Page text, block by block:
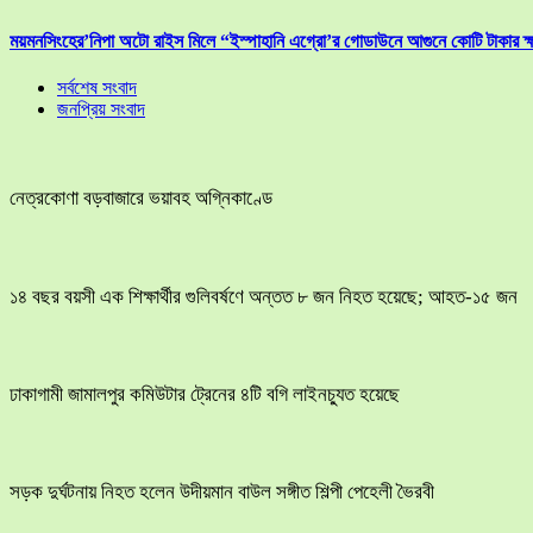
ময়মনসিংহের’নিপা অটো রাইস মিলে “ইস্পাহানি এগ্রো’র গোডাউনে আগুনে কোটি টাকার
সর্বশেষ সংবাদ
জনপ্রিয় সংবাদ
নেত্রকোণা বড়বাজারে ভয়াবহ অগ্নিকাণ্ডে
১৪ বছর বয়সী এক শিক্ষার্থীর গুলিবর্ষণে অন্তত ৮ জন নিহত হয়েছে; আহত-১৫ জন
ঢাকাগামী জামালপুর কমিউটার ট্রেনের ৪টি বগি লাইনচ্যুত হয়েছে
সড়ক দুর্ঘটনায় নিহত হলেন উদীয়মান বাউল সঙ্গীত শিল্পী পেহেলী ভৈরবী